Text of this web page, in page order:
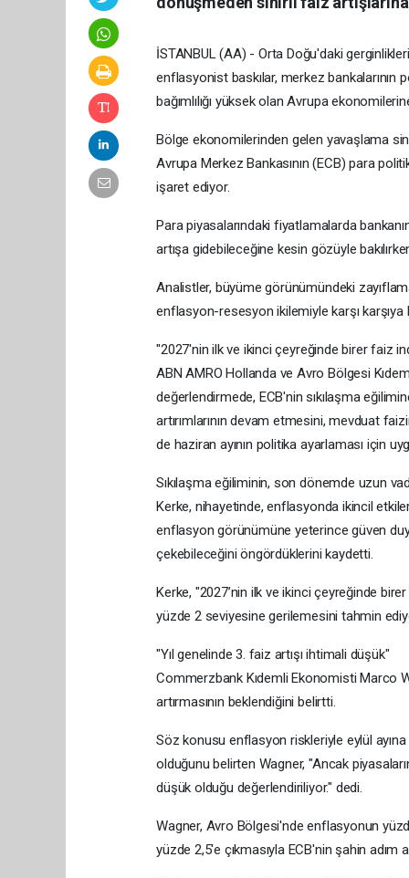
İSTANBUL (AA) - Orta Doğu'daki
enflasyonist baskılar, merkez bankalarının
bağımlılığı yüksek olan Avrupa
Bölge ekonomilerinden gelen yavaşlama
Avrupa Merkez Bankasının (ECB) para
işaret ediyor.
Para piyasalarındaki fiyatlamalarda
artışa gidebileceğine kesin gözüyle
Analistler, büyüme görünümündeki
enflasyon-resesyon ikilemiyle karşı karşıya
"2027'nin ilk ve ikinci çeyreğinde birer faiz
ABN AMRO Hollanda ve Avro Bölgesi
değerlendirmede, ECB'nin sıkılaşma
artırımlarının devam etmesini, mevduat
de haziran ayının politika ayarlaması için
Sıkılaşma eğiliminin, son dönemde uzun
Kerke, nihayetinde, enflasyonda ikincil
enflasyon görünümüne yeterince güven
çekebileceğini öngördüklerini kaydetti.
Kerke, "2027’nin ilk ve ikinci çeyreğinde
yüzde 2 seviyesine gerilemesini tahmin
"Yıl genelinde 3. faiz artışı ihtimali düşük"
Commerzbank Kıdemli Ekonomisti Marco
artırmasının beklendiğini belirtti.
Söz konusu enflasyon riskleriyle eylül
olduğunu belirten Wagner, "Ancak
düşük olduğu değerlendiriliyor." dedi.
Wagner, Avro Bölgesi'nde enflasyonun
yüzde 2,5'e çıkmasıyla ECB'nin şahin adım